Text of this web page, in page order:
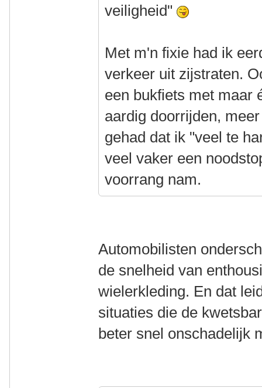
veiligheid"
Met m'n fixie had ik
verkeer uit zijstraten.
een bukfiets met maar
aardig doorrijden,
gehad dat ik "veel te
veel vaker een
voorrang nam.
Automobilisten
de snelheid van
wielerkleding. En dat
situaties die de
beter snel onschadelijk